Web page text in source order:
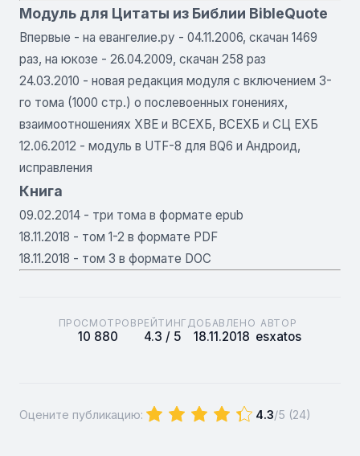
Модуль для Цитаты из Библии BibleQuote
Впервые - на евангелие.ру - 04.11.2006, скачан 1469
раз, на юкозе - 26.04.2009, скачан 258 раз
24.03.2010 - новая редакция модуля с включением 3-
го тома (1000 стр.) о послевоенных гонениях,
взаимоотношениях ХВЕ и ВСЕХБ, ВСЕХБ и СЦ ЕХБ
12.06.2012 - модуль в UTF-8 для BQ6 и Андроид,
исправления
Книга
09.02.2014 - три тома в формате epub
18.11.2018 - том 1-2 в формате PDF
18.11.2018 - том 3 в формате DOC
ПРОСМОТРОВ
10 880
РЕЙТИНГ
4.3 / 5
ДОБАВЛЕНО
18.11.2018
АВТОР
esxatos
Оцените публикацию: 4.3/5 (24)